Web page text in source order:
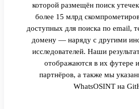
которой размещён поиск
более 15 млрд
доступных для поиска по email,
домену — наряду с другими
исследователей. Наши
отображаются в их футере
партнёров, а также мы
WhatsOSINT на